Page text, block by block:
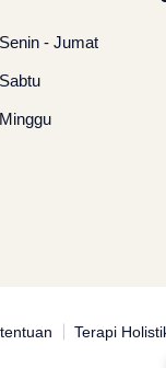
Senin - Jumat
Sabtu
Minggu
Terapi